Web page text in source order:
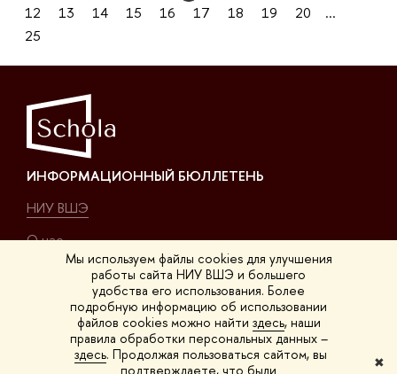
Мы используем файлы cookies для улучшения
работы сайта НИУ ВШЭ и большего
удобства его использования. Более
подробную информацию об использовании
файлов cookies можно найти здесь, наши
правила обработки персональных данных –
здесь. Продолжая пользоваться сайтом, вы
подтверждаете, что были
✖
12
13 14 15 16 17 18 19 20
...
25
ИНФОРМАЦИОННЫЙ БЮЛЛЕТЕНЬ
НИУ ВШЭ
О нас
КОНТАКТЫ
Покровский б-р, 11, K-411
на карте